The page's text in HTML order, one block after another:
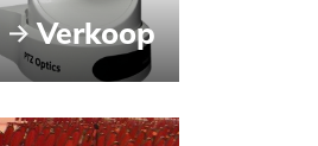
Verkoop